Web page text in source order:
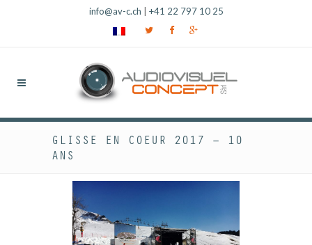
info@av-c.ch +41 22 797 10 25
GLISSE EN COEUR 2017 – 10
ANS